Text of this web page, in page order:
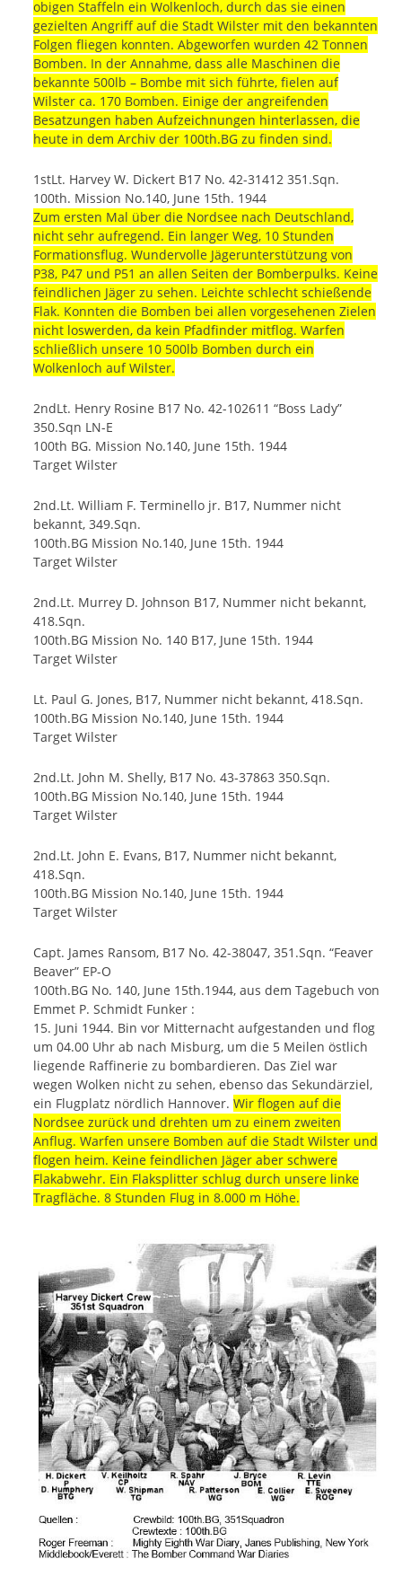
obigen Staffeln ein Wolkenloch, durch das sie einen
gezielten Angriff auf die Stadt Wilster mit den bekannten
Folgen fliegen konnten. Abgeworfen wurden 42 Tonnen
Bomben. In der Annahme, dass alle Maschinen die
bekannte 500lb – Bombe mit sich führte, fielen auf
Wilster ca. 170 Bomben. Einige der angreifenden
Besatzungen haben Aufzeichnungen hinterlassen, die
heute in dem Archiv der 100th.BG zu finden sind.
1stLt. Harvey W. Dickert B17 No. 42-31412 351.Sqn.
100th. Mission No.140, June 15th. 1944
Zum ersten Mal über die Nordsee nach Deutschland,
nicht sehr aufregend. Ein langer Weg, 10 Stunden
Formationsflug. Wundervolle Jägerunterstützung von
P38, P47 und P51 an allen Seiten der Bomberpulks. Keine
feindlichen Jäger zu sehen. Leichte schlecht schießende
Flak. Konnten die Bomben bei allen vorgesehenen Zielen
nicht loswerden, da kein Pfadfinder mitflog. Warfen
schließlich unsere 10 500lb Bomben durch ein
Wolkenloch auf Wilster.
2ndLt. Henry Rosine B17 No. 42-102611 “Boss Lady”
350.Sqn LN-E
100th BG. Mission No.140, June 15th. 1944
Target Wilster
2nd.Lt. William F. Terminello jr. B17, Nummer nicht
bekannt, 349.Sqn.
100th.BG Mission No.140, June 15th. 1944
Target Wilster
2nd.Lt. Murrey D. Johnson B17, Nummer nicht bekannt,
418.Sqn.
100th.BG Mission No. 140 B17, June 15th. 1944
Target Wilster
Lt. Paul G. Jones, B17, Nummer nicht bekannt, 418.Sqn.
100th.BG Mission No.140, June 15th. 1944
Target Wilster
2nd.Lt. John M. Shelly, B17 No. 43-37863 350.Sqn.
100th.BG Mission No.140, June 15th. 1944
Target Wilster
2nd.Lt. John E. Evans, B17, Nummer nicht bekannt,
418.Sqn.
100th.BG Mission No.140, June 15th. 1944
Target Wilster
Capt. James Ransom, B17 No. 42-38047, 351.Sqn. “Feaver
Beaver” EP-O
100th.BG No. 140, June 15th.1944, aus dem Tagebuch von
Emmet P. Schmidt Funker :
15. Juni 1944. Bin vor Mitternacht aufgestanden und flog
um 04.00 Uhr ab nach Misburg, um die 5 Meilen östlich
liegende Raffinerie zu bombardieren. Das Ziel war
wegen Wolken nicht zu sehen, ebenso das Sekundärziel,
ein Flugplatz nördlich Hannover. Wir flogen auf die
Nordsee zurück und drehten um zu einem zweiten
Anflug. Warfen unsere Bomben auf die Stadt Wilster und
flogen heim. Keine feindlichen Jäger aber schwere
Flakabwehr. Ein Flaksplitter schlug durch unsere linke
Tragfläche. 8 Stunden Flug in 8.000 m Höhe.